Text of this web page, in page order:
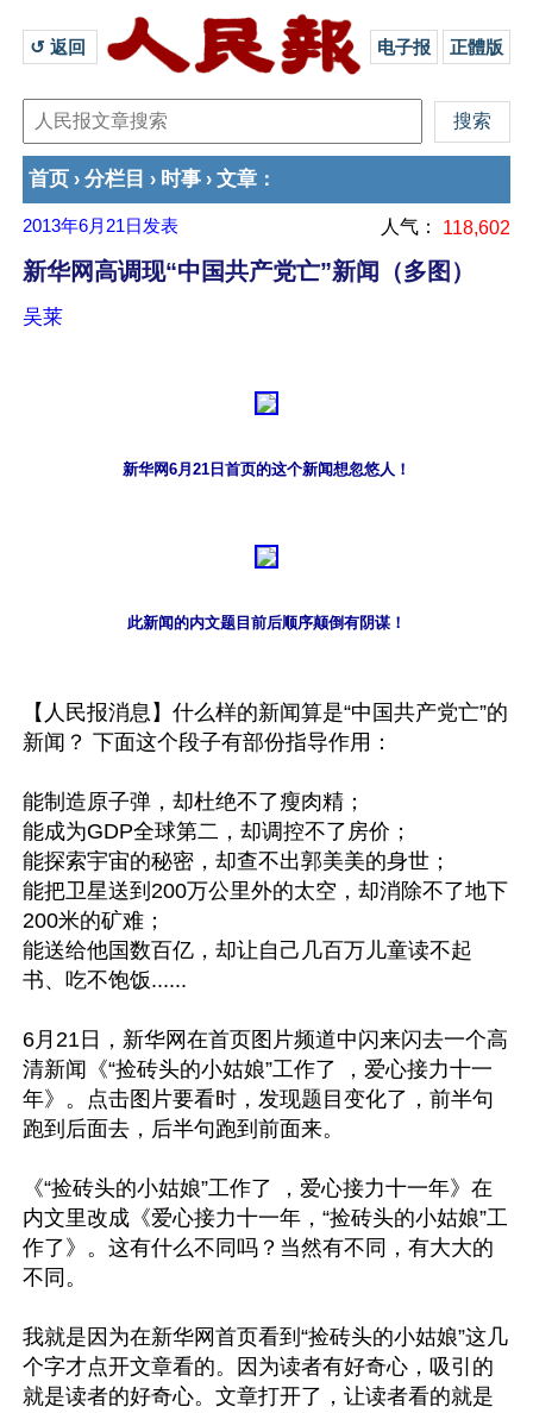
↺ 返回 电子报 正體版
首页 › 分栏目 › 时事 › 文章 ：
2013年6月21日 发表 人气： 118,602
新华网高调现“中国共产党亡”新闻（多图）
吴莱
新华网6月21日首页的这个新闻想忽悠人！
此新闻的内文题目前后顺序颠倒有阴谋！
【人民报消息】什么样的新闻算是“中国共产党亡”的
新闻？ 下面这个段子有部份指导作用：
能制造原子弹，却杜绝不了瘦肉精；
能成为GDP全球第二，却调控不了房价；
能探索宇宙的秘密，却查不出郭美美的身世；
能把卫星送到200万公里外的太空，却消除不了地下
200米的矿难；
能送给他国数百亿，却让自己几百万儿童读不起
书、吃不饱饭......
6月21日，新华网在首页图片频道中闪来闪去一个高
清新闻《“捡砖头的小姑娘”工作了 ，爱心接力十一
年》。点击图片要看时，发现题目变化了，前半句
跑到后面去，后半句跑到前面来。
《“捡砖头的小姑娘”工作了 ，爱心接力十一年》在
内文里改成《爱心接力十一年，“捡砖头的小姑娘”工
作了》。这有什么不同吗？当然有不同，有大大的
不同。
我就是因为在新华网首页看到“捡砖头的小姑娘”这几
个字才点开文章看的。因为读者有好奇心，吸引的
就是读者的好奇心。文章打开了，让读者看的就是